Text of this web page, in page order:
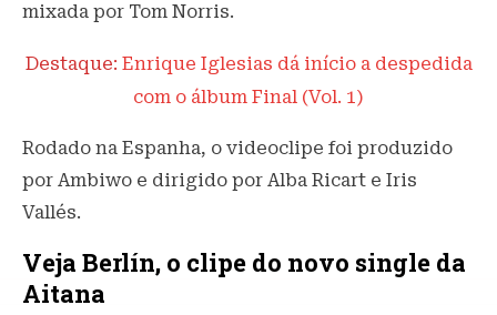
mixada por Tom Norris.
Destaque: Enrique Iglesias dá início a despedida
com o álbum Final (Vol. 1)
Rodado na Espanha, o videoclipe foi produzido
por Ambiwo e dirigido por Alba Ricart e Iris
Vallés.
Veja Berlín, o clipe do novo single da
Aitana